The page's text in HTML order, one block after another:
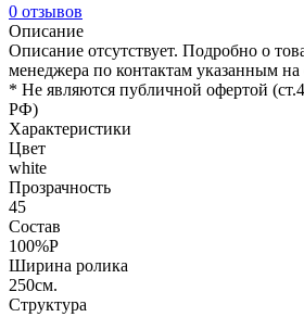
0 отзывов
Описание
Описание отсутствует. Подробно о
менеджера по контактам указанным на
* Не являются публичной офертой
РФ)
Характеристики
Цвет
white
Прозрачность
45
Состав
100%P
Ширина ролика
250см.
Структура